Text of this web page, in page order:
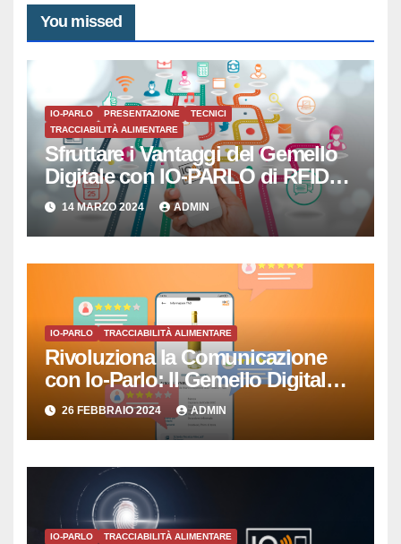
You missed
IO-PARLO PRESENTAZIONE
TECNICI
TRACCIABILITÀ ALIMENTARE
Sfruttare i Vantaggi del Gemello
Digitale con IO-PARLO di RFID
SISTEMI SRL
14 MARZO 2024 ADMIN
IO-PARLO TRACCIABILITÀ ALIMENTARE
Rivoluziona la Comunicazione
con Io-Parlo: Il Gemello Digitale
che Semplicemente Parla
26 FEBBRAIO 2024 ADMIN
IO-PARLO TRACCIABILITÀ ALIMENTARE